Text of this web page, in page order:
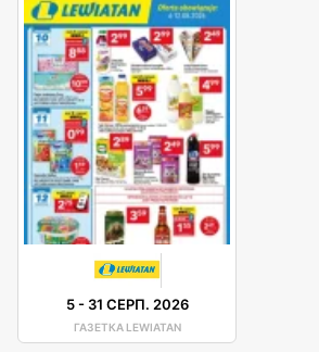
5- 31 СЕРП. 2026
ГАЗЕТКА LEWIATAN